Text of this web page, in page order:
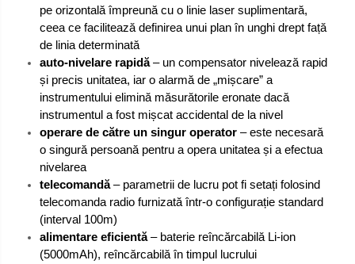
pe orizontală împreună cu o linie laser suplimentară,
ceea ce facilitează definirea unui plan în unghi drept față
de linia determinată
auto-nivelare rapidă– un compensator nivelează rapid
și precis unitatea, iar o alarmă de „mișcare” a
instrumentului elimină măsurătorile eronate dacă
instrumentul a fost mișcat accidental de la nivel
operare de către un singur operator – este necesară
o singură persoană pentru a opera unitatea și a efectua
nivelarea
telecomandă– parametrii de lucru pot fi setați folosind
telecomanda radio furnizată într-o configurație standard
(interval 100m)
alimentare eficientă– baterie reîncărcabilă Li-ion
(5000mAh), reîncărcabilă în timpul lucrului